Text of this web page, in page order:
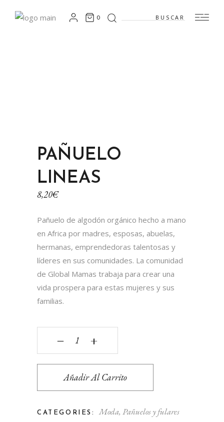
0 Search
for:
PAÑUELO
LINEAS
8,20€
Pañuelo de algodón orgánico hecho a mano
en Africa por madres, esposas, abuelas,
hermanas, emprendedoras talentosas y
líderes en sus comunidades. La comunidad
de Global Mamas trabaja para crear una
vida prospera para estas mujeres y sus
familias.
Pañuelo lineas quantity
‒ +
Añadir Al Carrito
CATEGORIES: Moda, Pañuelos y fulares